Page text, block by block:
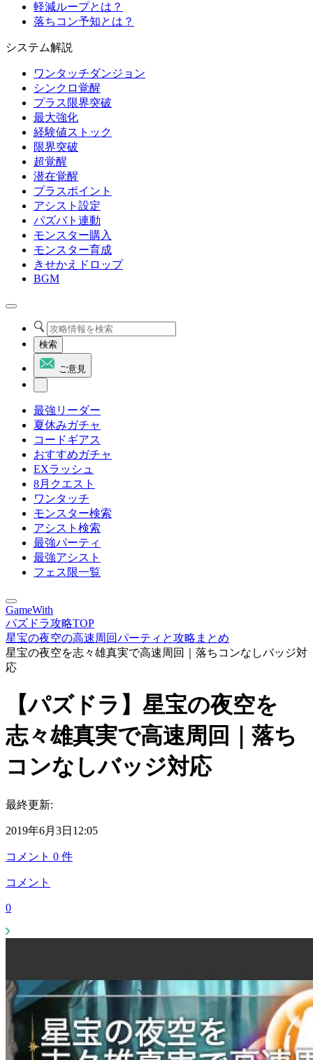
軽減ループとは？
落ちコン予知とは？
システム解説
ワンタッチダンジョン
シンクロ覚醒
プラス限界突破
最大強化
経験値ストック
限界突破
超覚醒
潜在覚醒
プラスポイント
アシスト設定
パズバト連動
モンスター購入
モンスター育成
きせかえドロップ
BGM
検索
ご意見
最強リーダー
夏休みガチャ
コードギアス
おすすめガチャ
EXラッシュ
8月クエスト
ワンタッチ
モンスター検索
アシスト検索
最強パーティ
最強アシスト
フェス限一覧
GameWith
パズドラ攻略TOP
星宝の夜空の高速周回パーティと攻略まとめ
星宝の夜空を志々雄真実で高速周回｜落ちコンなしバッジ対
応
【パズドラ】星宝の夜空を
志々雄真実で高速周回｜落ち
コンなしバッジ対応
最終更新:
2019年6月3日12:05
コメント 0 件
コメント
0